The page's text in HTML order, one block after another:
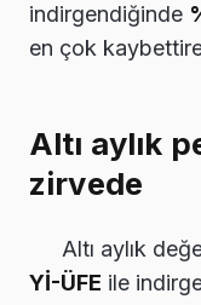
indirgendiğinde
en çok
Altı aylık
zirvede
Altı aylık
Yİ-ÜFE ile